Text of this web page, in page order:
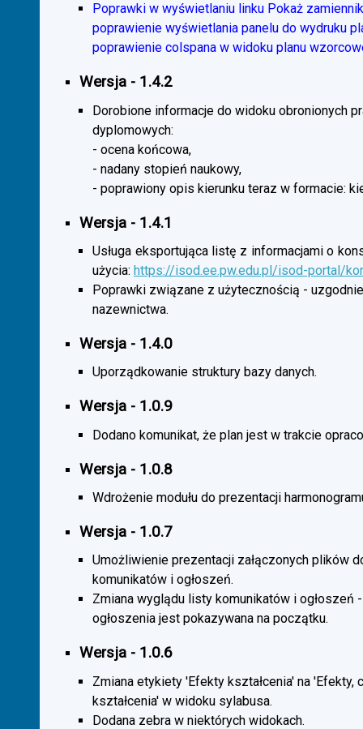
Poprawki w wyświetlaniu linku Pokaż
poprawienie wyświetlania panelu do wydruku
poprawienie colspana w widoku planu
Wersja - 1.4.2
Dorobione informacje do widoku obronionych
dyplomowych:
- ocena końcowa,
- nadany stopień naukowy,
- poprawiony opis kierunku teraz w formacie:
Wersja - 1.4.1
Usługa eksportująca listę z informacjami o
użycia: https://isod.ee.pw.edu.pl/isod-portal/
Poprawki związane z użytecznością -
nazewnictwa.
Wersja - 1.4.0
Uporządkowanie struktury bazy danych.
Wersja - 1.0.9
Dodano komunikat, że plan jest w trakcie
Wersja - 1.0.8
Wdrożenie modułu do prezentacji
Wersja - 1.0.7
Umożliwienie prezentacji załączonych plików
komunikatów i ogłoszeń.
Zmiana wyglądu listy komunikatów i ogłoszeń
ogłoszenia jest pokazywana na początku.
Wersja - 1.0.6
Zmiana etykiety 'Efekty kształcenia' na 'Efekty,
kształcenia' w widoku sylabusa.
Dodana zebra w niektórych widokach.